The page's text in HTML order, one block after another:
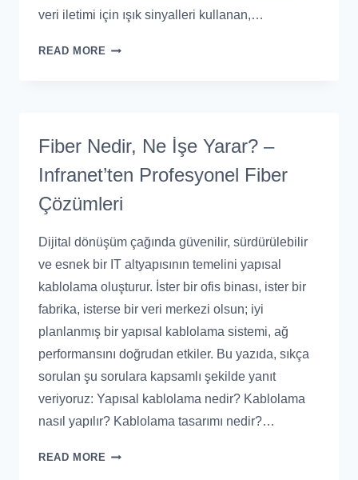
veri iletimi için ışık sinyalleri kullanan,…
READ MORE
Fiber Nedir, Ne İşe Yarar? –
Infranet’ten Profesyonel Fiber
Çözümleri
Dijital dönüşüm çağında güvenilir, sürdürülebilir
ve esnek bir IT altyapısının temelini yapısal
kablolama oluşturur. İster bir ofis binası, ister bir
fabrika, isterse bir veri merkezi olsun; iyi
planlanmış bir yapısal kablolama sistemi, ağ
performansını doğrudan etkiler. Bu yazıda, sıkça
sorulan şu sorulara kapsamlı şekilde yanıt
veriyoruz: Yapısal kablolama nedir? Kablolama
nasıl yapılır? Kablolama tasarımı nedir?…
READ MORE